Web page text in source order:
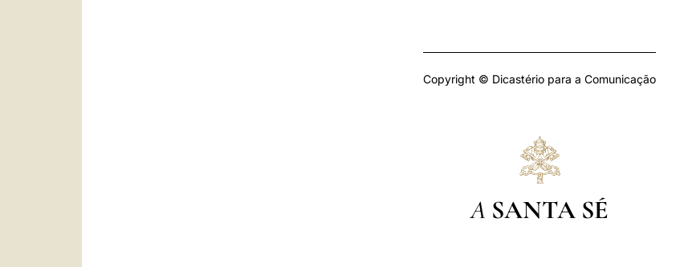
Copyright © Dicastério para a Comunicação
A SANTA SÉ